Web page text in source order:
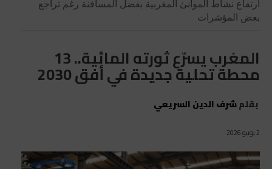
ارتفاع نشاط الموانئ المغربية بفضل المسافنة رغم تراجع
بعض المؤشرات
المغرب يسرّع ثورته المائية.. 13
محطة تحلية جديدة في أفق 2030
بقلمشرف الدين السريعي
2 يونيو 2026